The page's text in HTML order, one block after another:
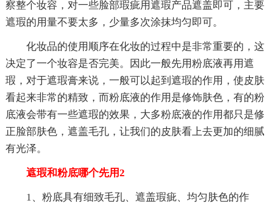
察整个妆容，对一些脸部瑕疵用遮瑕产品遮盖即可，主要
遮瑕的用量不要太多，少量多次涂抹均匀即可。
化妆品的使用顺序在化妆的过程中是非常重要的，这
决定了一个妆容是否完美。因此一般先用粉底液再用遮
瑕，对于遮瑕膏来说，一般可以起到遮瑕的作用，使皮肤
看起来非常的精致，而粉底液的作用是修饰肤色，有的粉
底液会带有一些遮瑕的效果，大多粉底液的作用都只是修
正脸部肤色，遮盖毛孔，让我们的皮肤看上去更加的细腻
有光泽。
遮瑕和粉底哪个先用2
1、粉底具有细致毛孔、遮盖瑕疵、均匀肤色的作